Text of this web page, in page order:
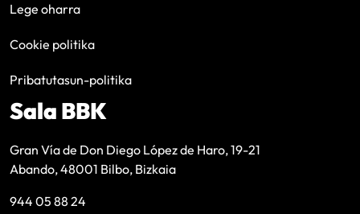
Lege oharra
Cookie politika
Pribatutasun-politika
Sala BBK
Gran Vía de Don Diego López de Haro, 19-21
Abando, 48001 Bilbo, Bizkaia
944 05 88 24